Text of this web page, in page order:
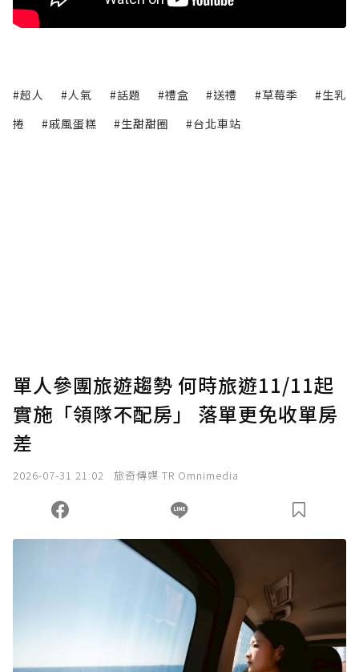
#超人 #人氣 #話題 #禮盒 #送禮 #草莓季
#生乳
捲
#戚風蛋糕 #生甜甜圈 #台北車站
單人參團旅遊趨勢 何時旅遊11/11起
實施「領隊不配房」 落單更免收單房
差
2026-07-31 21:02 旅奇傳媒 TR Omnimedia